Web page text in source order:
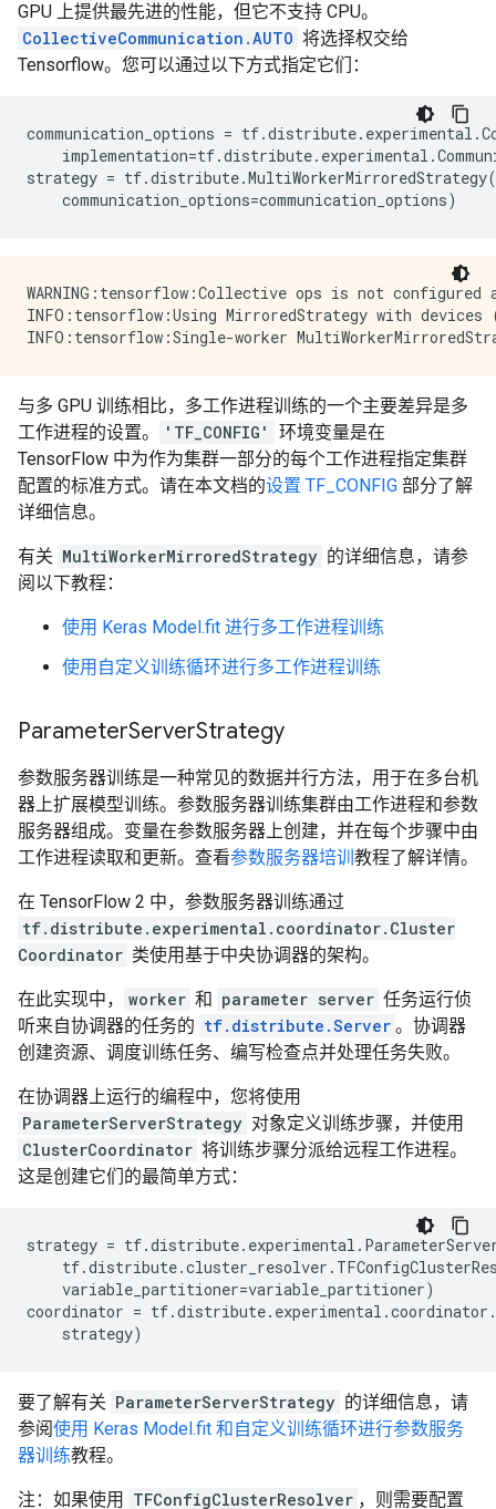
GPU 上提供最先进的性能，但它不支持 CPU。
CollectiveCommunication.AUTO 将选择权交给
Tensorflow。您可以通过以下方式指定它们：
communication_options = tf.distribute. experimental .
implementation=tf.distribute. experimental .
strategy = tf.distribute.MultiWorkerMirroredStrategy(
communication_options=communication_options)
WARNING:tensorflow:Collective ops is not
INFO:tensorflow:Using MirroredStrategy with
与多 GPU 训练相比，多工作进程训练的一个主要差异是多
工作进程的设置。
'TF_CONFIG'
环境变量是在
TensorFlow 中为作为集群一部分的每个工作进程指定集群
配置的标准方式。请在本文档的设置 TF_CONFIG 部分了解
详细信息。
有关 MultiWorkerMirroredStrategy 的详细信息，请参
阅以下教程：
使用 Keras Model.fit 进行多工作进程训练
使用自定义训练循环进行多工作进程训练
ParameterServerStrategy
参数服务器训练是一种常见的数据并行方法，用于在多台机
器上扩展模型训练。参数服务器训练集群由工作进程和参数
服务器组成。变量在参数服务器上创建，并在每个步骤中由
工作进程读取和更新。查看参数服务器培训 教程了解详情。
在 TensorFlow 2 中，参数服务器训练通过
tf.distribute.experimental.coordinator.Cluster
Coordinator 类使用基于中央协调器的架构。
在此实现中， worker 和 parameter server 任务运行侦
听来自协调器的任务的 tf.distribute.Server 。协调器
创建资源、调度训练任务、编写检查点并处理任务失败。
在协调器上运行的编程中，您将使用
ParameterServerStrategy 对象定义训练步骤，并使用
ClusterCoordinator 将训练步骤分派给远程工作进程。
这是创建它们的最简单方式：
strategy = tf.distribute. experimental .
tf.distribute.cluster_resolver .
variable_partitioner=variable_partitioner)
coordinator = tf.distribute. experimental .coordinator .
strategy)
要了解有关 ParameterServerStrategy 的详细信息，请
参阅使用 Keras Model.fit 和自定义训练循环进行参数服务
器训练教程。
注：如果使用 TFConfigClusterResolver ，则需要配置